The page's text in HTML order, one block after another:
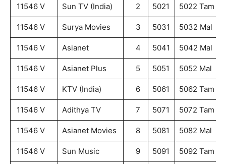
11546 V Sun TV (India) 2 5021 5022 Tam
11546 V Surya Movies 3 5031 5032 Mal
11546 V Asianet 4 5041 5042 Mal
11546 V Asianet Plus 5 5051 5052 Mal
11546 V KTV (India) 6 5061 5062 Tam
11546 V Adithya TV 7 5071 5072 Tam
11546 V Asianet Movies 8 5081 5082 Mal
11546 V Sun Music 9 5091 5092 Tam